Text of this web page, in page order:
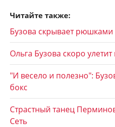
Читайте также:
Бузова скрывает
Ольга Бузова скоро
"И весело и полезно":
бокс
Страстный танец
Сеть